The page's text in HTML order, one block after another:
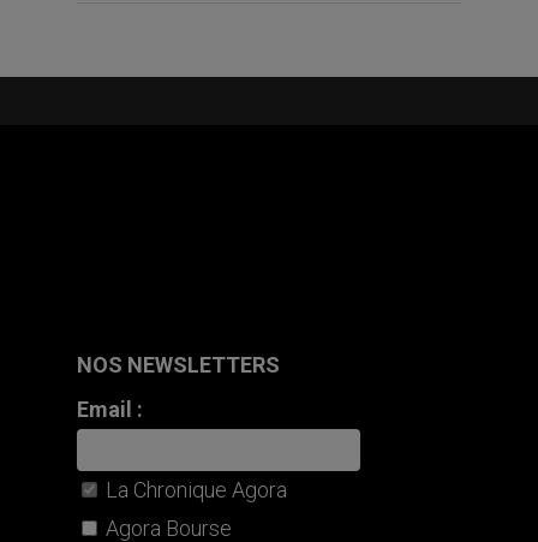
NOS NEWSLETTERS
Email :
La Chronique Agora
Agora Bourse